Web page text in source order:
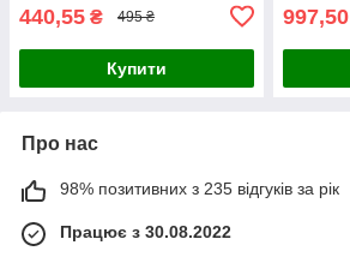
440,55 ₴ 495 ₴
Купити
997,50
Про нас
98% позитивних з 235 відгуків за рік
Працює з 30.08.2022